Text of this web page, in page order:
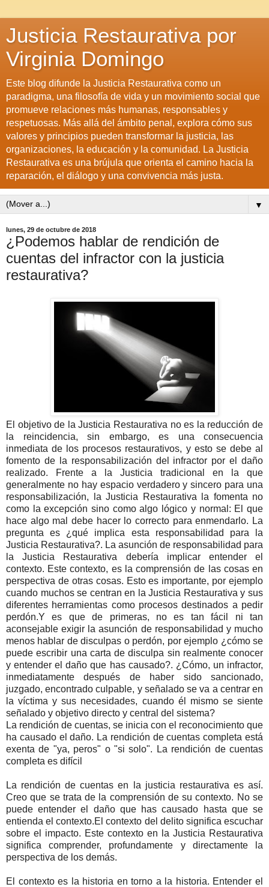
Justicia Restaurativa por
Virginia Domingo
Este blog difunde la Justicia Restaurativa como un
paradigma, una filosofía de vida y un movimiento social que
promueve relaciones más humanas, responsables y
respetuosas. Más allá del ámbito penal, explora cómo sus
valores y principios pueden transformar la justicia, las
organizaciones, la educación y la comunidad. La Justicia
Restaurativa es una brújula que orienta el camino hacia la
reparación, el diálogo y una convivencia más justa.
▼
lunes, 29 de octubre de 2018
¿Podemos hablar de rendición de
cuentas del infractor con la justicia
restaurativa?
El objetivo de la Justicia Restaurativa no es la reducción de
la reincidencia, sin embargo, es una consecuencia
inmediata de los procesos restaurativos, y esto se debe al
fomento de la responsabilización del infractor por el daño
realizado. Frente a la Justicia tradicional en la que
generalmente no hay espacio verdadero y sincero para una
responsabilización, la Justicia Restaurativa la fomenta no
como la excepción sino como algo lógico y normal: El que
hace algo mal debe hacer lo correcto para enmendarlo. La
pregunta es ¿qué implica esta responsabilidad para la
Justicia Restaurativa?. La asunción de responsabilidad para
la Justicia Restaurativa debería implicar entender el
contexto. Este contexto, es la comprensión de las cosas en
perspectiva de otras cosas. Esto es importante, por ejemplo
cuando muchos se centran en la Justicia Restaurativa y sus
diferentes herramientas como procesos destinados a pedir
perdón.Y es que de primeras, no es tan fácil ni tan
aconsejable exigir la asunción de responsabilidad y mucho
menos hablar de disculpas o perdón, por ejemplo ¿cómo se
puede escribir una carta de disculpa sin realmente conocer
y entender el daño que has causado?. ¿Cómo, un infractor,
inmediatamente después de haber sido sancionado,
juzgado, encontrado culpable, y señalado se va a centrar en
la víctima y sus necesidades, cuando él mismo se siente
señalado y objetivo directo y central del sistema?
La rendición de cuentas, se inicia con el reconocimiento que
ha causado el daño. La rendición de cuentas completa está
exenta de "ya, peros" o "si solo". La rendición de cuentas
completa es difícil
La rendición de cuentas en la justicia restaurativa es así.
Creo que se trata de la comprensión de su contexto. No se
puede entender el daño que has causado hasta que se
entienda el contexto.El contexto del delito significa escuchar
sobre el impacto. Este contexto en la Justicia Restaurativa
significa comprender, profundamente y directamente la
perspectiva de los demás.
El contexto es la historia en torno a la historia. Entender el